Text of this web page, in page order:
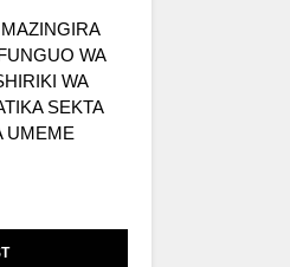
WA
WA
SEKTA
UMEME